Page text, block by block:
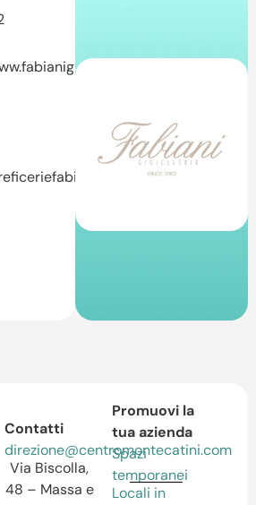
Contatti
direzione@centromontecatini.com
Via Biscolla,
48 – Massa e
Promuovi la
tua azienda
Spazi
temporanei
Locali in